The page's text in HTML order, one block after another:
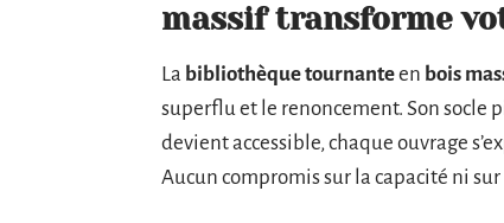
massif transforme
La bibliothèque tournanteen bois
superflu et le renoncement. Son socle
devient accessible, chaque ouvrage
Aucun compromis sur la capacité ni sur